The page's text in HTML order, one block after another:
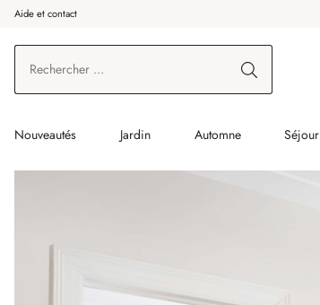
au contenu principal
Aller à la recherche
Aller à la navigation principale
Aide et contact
Nouveautés Jardin Automne Séjour